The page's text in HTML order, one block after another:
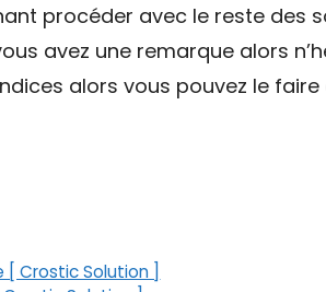
procéder avec le reste des
avez une remarque alors
alors vous pouvez le
Crostic Solution ]